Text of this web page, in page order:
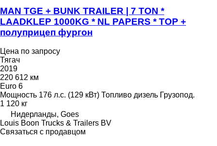
MAN TGE + BUNK TRAILER | 7 TON *
LAADKLEP 1000KG * NL PAPERS * TOP +
полуприцеп фургон
Цена по запросу
Тягач
2019
220 612 км
Euro 6
Мощность 176 л.с. (129 кВт) Топливо дизель Грузопод.
1 120 кг
Нидерланды, Goes
Louis Boon Trucks & Trailers BV
Связаться с продавцом